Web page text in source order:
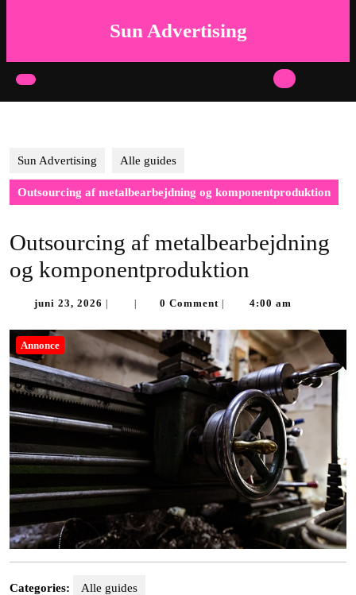
Sun Advertising
Open
Sun Advertising Alle guides
Outsourcing af metalbearbejdning og komponentproduktion
Outsourcing af metalbearbejdning
og komponentproduktion
juni 23, 2026 juni
2026
0 Comment 4:00 am
Annonce
Categories: Alle guides